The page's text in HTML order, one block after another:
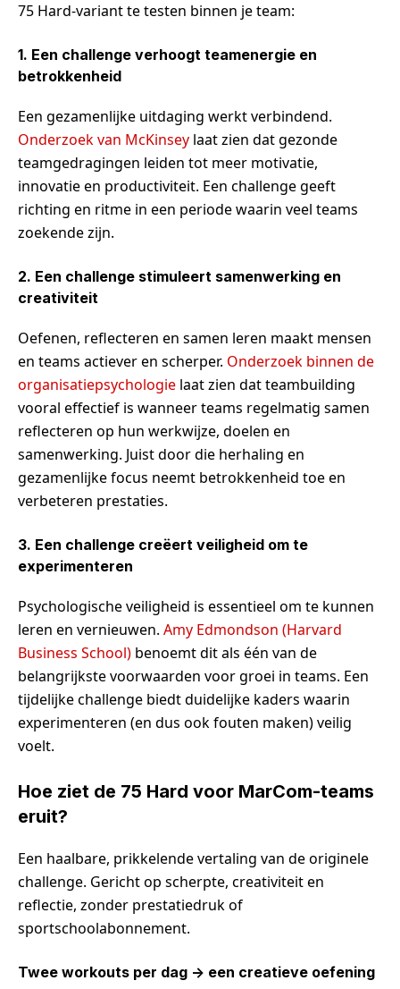
75 Hard-variant te testen binnen je team:
1. Een challenge verhoogt teamenergie en
betrokkenheid
Een gezamenlijke uitdaging werkt verbindend.
Onderzoek van McKinsey laat zien dat gezonde
teamgedragingen leiden tot meer motivatie,
innovatie en productiviteit. Een challenge geeft
richting en ritme in een periode waarin veel teams
zoekende zijn.
2. Een challenge stimuleert samenwerking en
creativiteit
Oefenen, reflecteren en samen leren maakt mensen
en teams actiever en scherper. Onderzoek binnen de
organisatiepsychologie laat zien dat teambuilding
vooral effectief is wanneer teams regelmatig samen
reflecteren op hun werkwijze, doelen en
samenwerking. Juist door die herhaling en
gezamenlijke focus neemt betrokkenheid toe en
verbeteren prestaties.
3. Een challenge creëert veiligheid om te
experimenteren
Psychologische veiligheid is essentieel om te kunnen
leren en vernieuwen. Amy Edmondson (Harvard
Business School) benoemt dit als één van de
belangrijkste voorwaarden voor groei in teams. Een
tijdelijke challenge biedt duidelijke kaders waarin
experimenteren (en dus ook fouten maken) veilig
voelt.
Hoe ziet de 75 Hard voor MarCom-teams
eruit?
Een haalbare, prikkelende vertaling van de originele
challenge. Gericht op scherpte, creativiteit en
reflectie, zonder prestatiedruk of
sportschoolabonnement.
Twee workouts per dag -> een creatieve oefening